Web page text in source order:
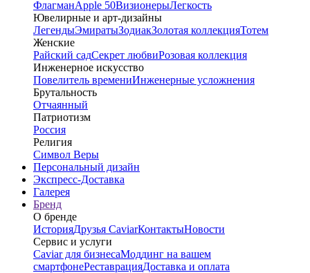
ФлагманApple 50ВизионерыЛегкость
Ювелирные и арт-дизайны
ЛегендыЭмиратыЗодиакЗолотая коллекцияТотем
Женские
Райский садСекрет любвиРозовая коллекция
Инженерное искусство
Повелитель времениИнженерные усложнения
Брутальность
Отчаянный
Патриотизм
Россия
Религия
Символ Веры
Персональный дизайн
Экспресс-Доставка
Галерея
Бренд
О бренде
ИсторияДрузья CaviarКонтактыНовости
Сервис и услуги
Caviar для бизнесаМоддинг на вашем
смартфонеРеставрацияДоставка и оплата